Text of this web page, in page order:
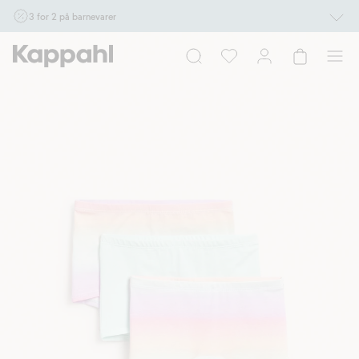
3 for 2 på barnevarer
17/8 i butikk & online for deg som er eller blir medlem. Kan ikke kombineres med
andre tilbud eller rabatter.